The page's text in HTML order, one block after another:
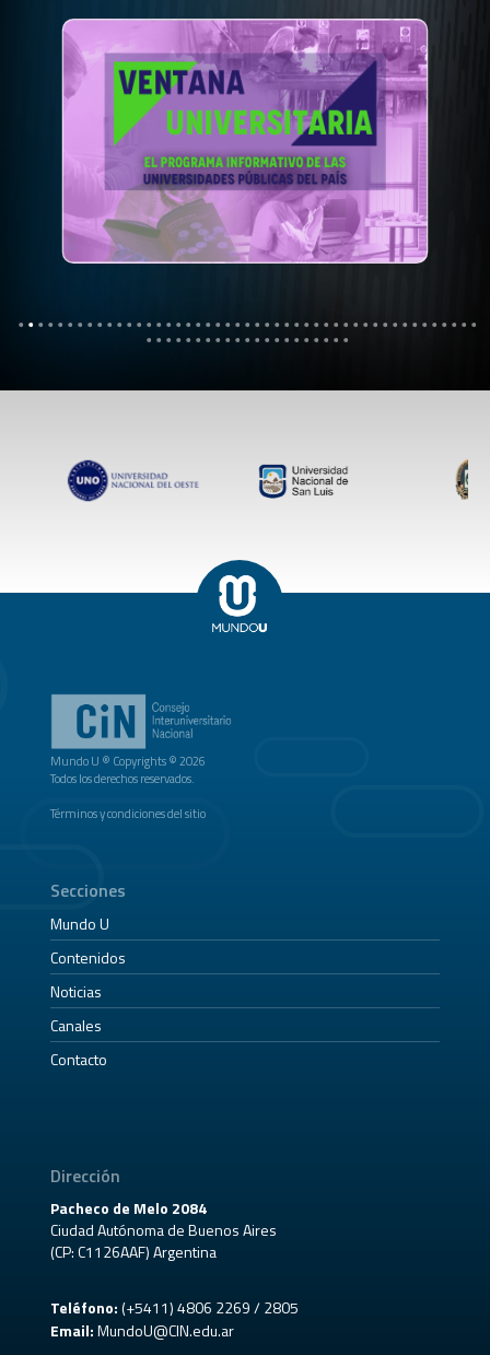
Mundo U ® Copyrights © 2026
Todos los derechos reservados.
Términos y condiciones del sitio
Secciones
Mundo U
Contenidos
Noticias
Canales
Contacto
Dirección
Pacheco de Melo 2084
Ciudad Autónoma de Buenos Aires
(CP: C1126AAF) Argentina
Teléfono:(+5411) 4806 2269 / 2805
Email: MundoU@CIN.edu.ar